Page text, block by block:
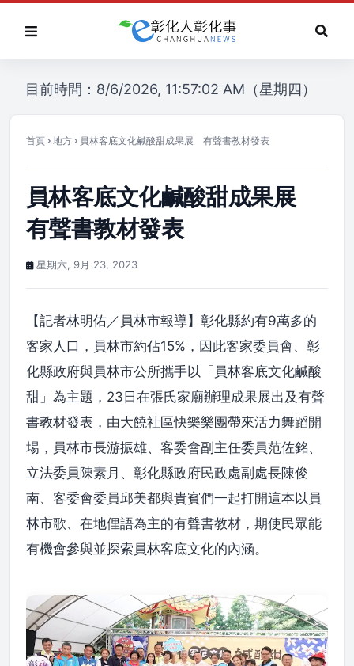
目前時間：8/6/2026, 11:57:02 AM（星期四）
首頁 地方 員林客底文化鹹酸甜成果展 有聲書教材發表
員林客底文化鹹酸甜成果展
有聲書教材發表
星期六, 9月 23, 2023
【記者林明佑／員林市報導】彰化縣約有9萬多的
客家人口，員林市約佔15%，因此客家委員會、彰
化縣政府與員林市公所攜手以「員林客底文化鹹酸
甜」為主題，23日在張氏家廟辦理成果展出及有聲
書教材發表，由大饒社區快樂樂團帶來活力舞蹈開
場，員林市長游振雄、客委會副主任委員范佐銘、
立法委員陳素月、彰化縣政府民政處副處長陳俊
南、客委會委員邱美都與貴賓們一起打開這本以員
林市歌、在地俚語為主的有聲書教材，期使民眾能
有機會參與並探索員林客底文化的內涵。